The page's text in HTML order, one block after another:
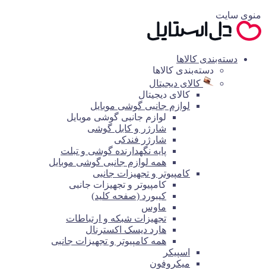
منوی سایت
دسته‌بندی کالاها
دسته‌بندی کالاها
کالای دیجیتال
کالای دیجیتال
لوازم جانبی گوشی موبایل
لوازم جانبی گوشی موبایل
شارژر و کابل گوشی
شارژر فندکی
پایه نگهدارنده گوشی و تبلت
همه لوازم جانبی گوشی موبایل
کامپیوتر و تجهیزات جانبی
کامپیوتر و تجهیزات جانبی
کیبورد (صفحه کلید)
ماوس
تجهیزات شبکه و ارتباطات
هارد دیسک اکسترنال
همه کامپیوتر و تجهیزات جانبی
اسپیکر
میکروفون